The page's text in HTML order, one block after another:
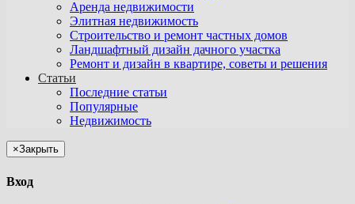
Аренда недвижимости
Элитная недвижимость
Строительство и ремонт частных домов
Ландшафтный дизайн дачного участка
Ремонт и дизайн в квартире, советы и решения
Статьи
Последние статьи
Популярные
Недвижимость
×Закрыть
Вход